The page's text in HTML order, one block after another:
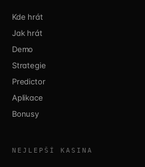
Kde hrát
Jak hrát
Demo
Strategie
Predictor
Aplikace
Bonusy
NEJLEPŠÍ KASINA